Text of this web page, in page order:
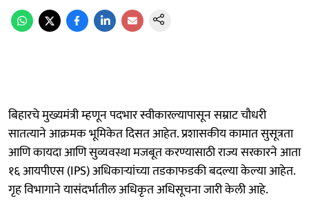
बिहारचे मुख्यमंत्री म्हणून पदभार स्वीकारल्यापासून सम्राट चौधरी
सातत्याने आक्रमक भूमिकेत दिसत आहेत. प्रशासकीय कामात सुसूत्रता
आणि कायदा आणि सुव्यवस्था मजबूत करण्यासाठी राज्य सरकारने आता
१६ आयपीएस (IPS) अधिकाऱ्यांच्या तडकाफडकी बदल्या केल्या आहेत.
गृह विभागाने यासंदर्भातील अधिकृत अधिसूचना जारी केली आहे.